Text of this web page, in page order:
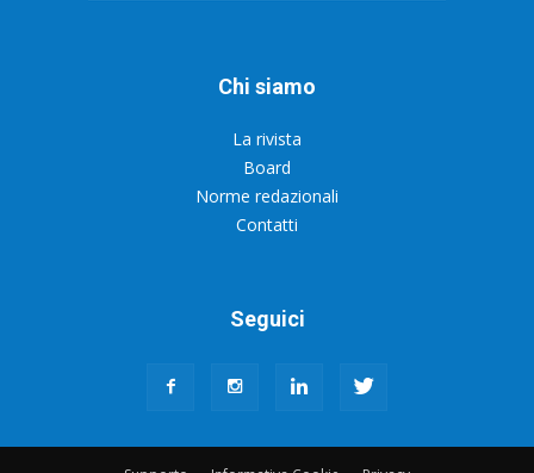
Chi siamo
La rivista
Board
Norme redazionali
Contatti
Seguici